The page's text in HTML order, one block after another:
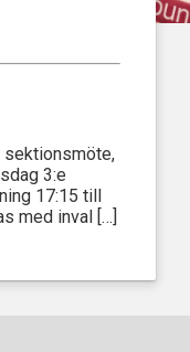
sektionsmöte,
3:e
17:15 till
med inval […]